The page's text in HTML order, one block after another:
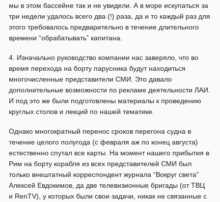
мы в этом бассейне так и не увидели. А в море искупаться за
три недели удалось всего два (!) раза, да и то каждый раз для
этого требовалось предварительно в течение длительного
времени “обрабатывать” капитана.
4. Изначально руководство компании нас заверяло, что во
время перехода на борту парусника будут находиться
многочисленные представители СМИ. Это давало
дополнительные возможности по рекламе деятельности ЛАИ.
И под это же были подготовлены материалы к проведению
круглых столов и лекций по нашей тематике.
Однако многократный перенос сроков перегона судна в
течение целого полугода (с февраля аж по конец августа)
естественно спутал все карты. На момент нашего прибытия в
Рим на борту корабля из всех представителей СМИ был
только внештатный корреспондент журнала “Вокруг света”
Алексей Евдокимов, да две телевизионные бригады (от ТВЦ
и RenTV), у которых были свои задачи, никак не связанные с